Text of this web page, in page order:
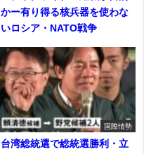
かー有り得る核兵器を使わな
いロシア・NATO戦争
国際情勢
台湾総統選で総統選勝利・立